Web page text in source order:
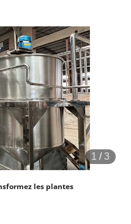
1 /3
les plantes